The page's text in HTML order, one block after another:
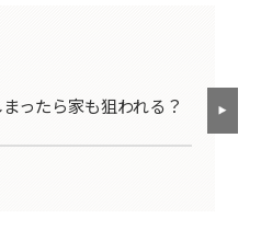
ったら家も狙われる？